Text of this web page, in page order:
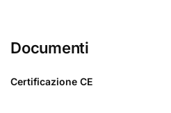
Tipologia
Documenti
Certificazione CE